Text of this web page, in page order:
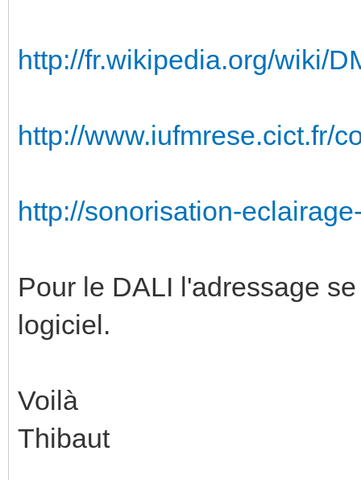
http://fr.wikipedia.org/wiki/
http://www.iufmrese.cict.fr/
http://sonorisation-
Pour le DALI l'adressage
logiciel.
Voilà
Thibaut